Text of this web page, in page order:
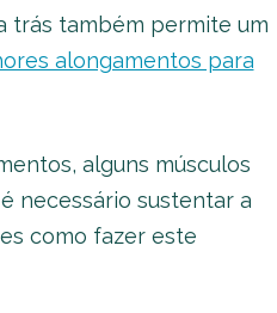
trás também permite um
alongamentos para
alguns músculos
necessário sustentar a
como fazer este